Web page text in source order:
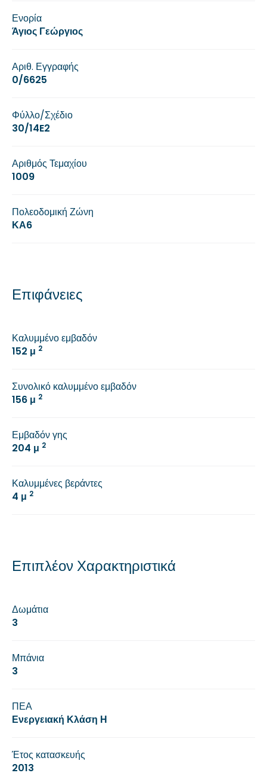
Ενορία
Άγιος Γεώργιος
Αριθ. Εγγραφής
0/6625
Φύλλο/Σχέδιο
30/14E2
Αριθμός Τεμαχίου
1009
Πολεοδομική Ζώνη
ΚΑ6
Επιφάνειες
Καλυμμένο εμβαδόν
152 μ 2
Συνολικό καλυμμένο εμβαδόν
156 μ 2
Εμβαδόν γης
204 μ 2
Καλυμμένες βεράντες
4 μ 2
Επιπλέον Χαρακτηριστικά
Δωμάτια
3
Μπάνια
3
ΠΕΑ
Ενεργειακή Κλάση Η
Έτος κατασκευής
2013